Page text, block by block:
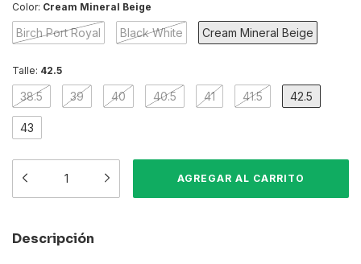
Color: Cream Mineral Beige
Birch Port Royal Black White Cream Mineral Beige
Talle: 42.5
38.5 39 40 40.5 41 41.5 42.5
43
Descripción